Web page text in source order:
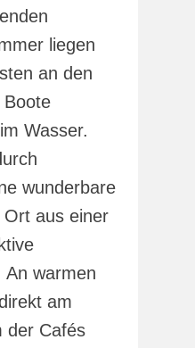
liegen
an den
Boote
Wasser.
wunderbare
aus einer
An warmen
am
der Cafés